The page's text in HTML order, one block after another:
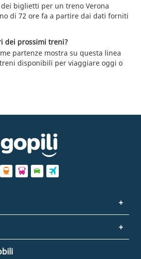
biglietti per un treno Verona
di 72 ore fa a partire dai dati forniti
dei prossimi treni?
partenze mostra su questa linea
disponibili per viaggiare oggi o